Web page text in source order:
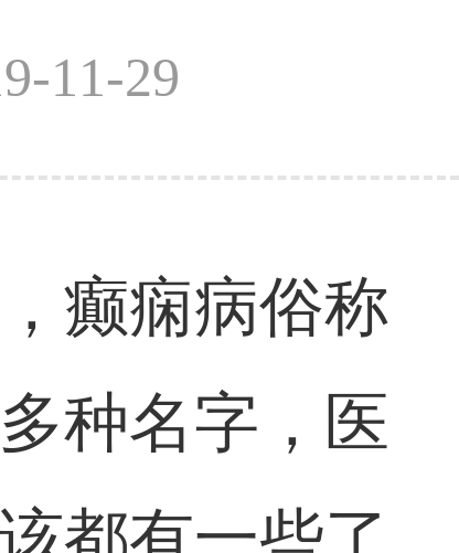
11-29
癫痫病俗称
种名字，医